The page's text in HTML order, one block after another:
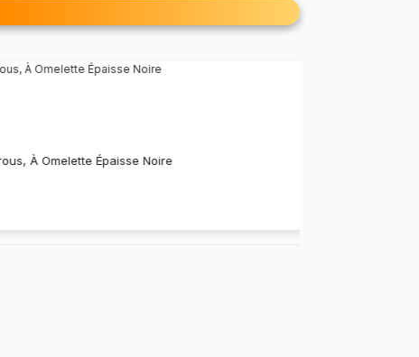
À Omelette Épaisse Noire